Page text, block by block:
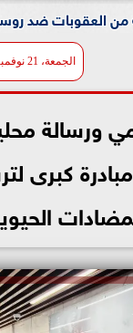
ضد روسيا
الجمعة، 21 نوفمبر 2025
ورسالة
كبرى